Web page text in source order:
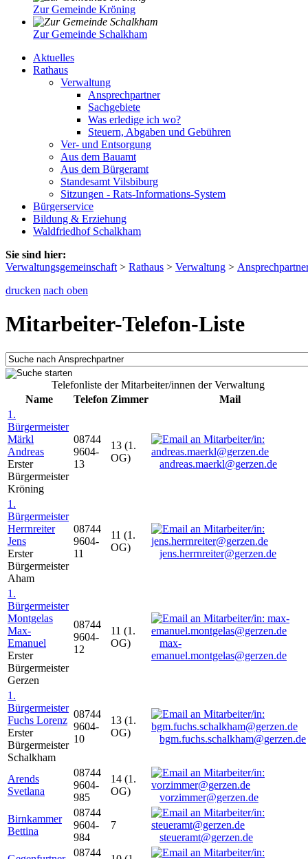
Zur Gemeinde Kröning
Zur Gemeinde Schalkham
Aktuelles
Rathaus
Verwaltung
Ansprechpartner
Sachgebiete
Was erledige ich wo?
Steuern, Abgaben und Gebühren
Ver- und Entsorgung
Aus dem Bauamt
Aus dem Bürgeramt
Standesamt Vilsbiburg
Sitzungen - Rats-Informations-System
Bürgerservice
Bildung & Erziehung
Waldfriedhof Schalkham
Sie sind hier:
Verwaltungsgemeinschaft > Rathaus > Verwaltung >
drucken nach oben
Mitarbeiter-Telefon-Liste
Telefonliste der Mitarbeiter/innen der Verwaltung
Name
Telefon Zimmer
Mail
1.
Bürgermeister
Märkl
Andreas
Erster
Bürgermeister
Kröning
08744
9604-
13
13 (1.
OG)
andreas.maerkl@gerzen.de
1.
Bürgermeister
Herrnreiter
Jens
Erster
Bürgermeister
Aham
08744
9604-
11
11 (1.
OG)
jens.herrnreiter@gerzen.de
1.
Bürgermeister
Montgelas
Max-
Emanuel
Erster
Bürgermeister
Gerzen
08744
9604-
12
11 (1.
OG)
max-
emanuel.montgelas@gerzen.de
1.
Bürgermeister
Fuchs Lorenz
Erster
Bürgermeister
Schalkham
08744
9604-
10
13 (1.
OG)
bgm.fuchs.schalkham@gerzen.de
Arends
Svetlana
08744
9604-
985
14 (1.
OG)
vorzimmer@gerzen.de
Birnkammer
Bettina
08744
9604-
984
7
steueramt@gerzen.de
08744